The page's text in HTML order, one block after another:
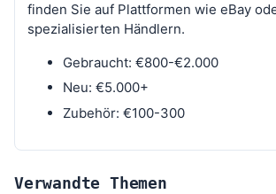
finden Sie auf Plattformen wie eBay
spezialisierten Händlern.
Gebraucht: €800-€2.000
Neu: €5.000+
Zubehör: €100-300
Verwandte Themen